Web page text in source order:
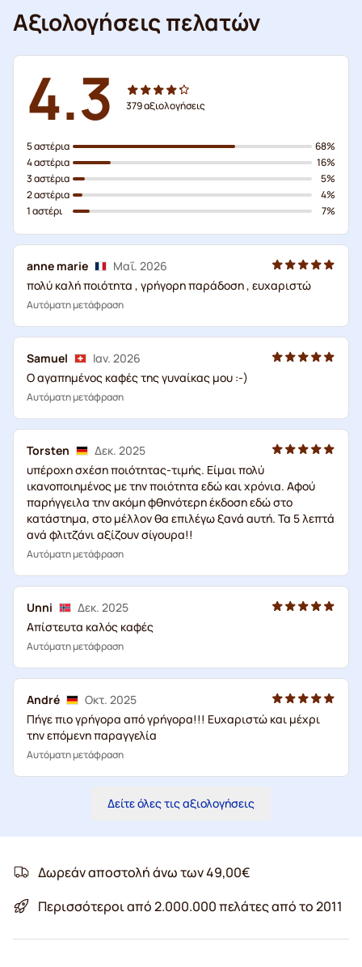
Αξιολογήσεις πελατών
4.3 379αξιολογήσεις
5 αστέρια
4 αστέρια
3 αστέρια
2 αστέρια
1 αστέρι
68%
16%
5%
4%
7%
anne marie
Μαΐ. 2026
πολύ καλή ποιότητα , γρήγορη παράδοση , ευχαριστώ
Αυτόματη μετάφραση
Samuel
Ιαν. 2026
Ο αγαπημένος καφές της γυναίκας μου :-)
Αυτόματη μετάφραση
Torsten
Δεκ. 2025
υπέροχη σχέση ποιότητας-τιμής. Είμαι πολύ
ικανοποιημένος με την ποιότητα εδώ και χρόνια. Αφού
παρήγγειλα την ακόμη φθηνότερη έκδοση εδώ στο
κατάστημα, στο μέλλον θα επιλέγω ξανά αυτή. Τα 5 λεπτά
ανά φλιτζάνι αξίζουν σίγουρα!!
Αυτόματη μετάφραση
Unni
Δεκ. 2025
Απίστευτα καλός καφές
Αυτόματη μετάφραση
André
Οκτ. 2025
Πήγε πιο γρήγορα από γρήγορα!!! Ευχαριστώ και μέχρι
την επόμενη παραγγελία
Αυτόματη μετάφραση
Δείτε όλες τις αξιολογήσεις
Δωρεάν αποστολή άνω των 49,00€
Περισσότεροι από 2.000.000 πελάτες από το 2011